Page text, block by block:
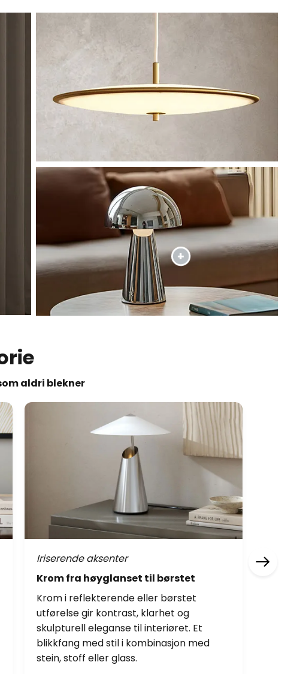
aldri blekner
Iriserende aksenter
Krom fra høyglanset til børstet
Krom i reflekterende eller børstet
utførelse gir kontrast, klarhet og
skulpturell eleganse til interiøret. Et
blikkfang med stil i kombinasjon med
stein, stoff eller glass.